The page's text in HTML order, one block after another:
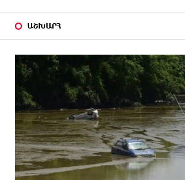
ԱՇԽԱՐՀ